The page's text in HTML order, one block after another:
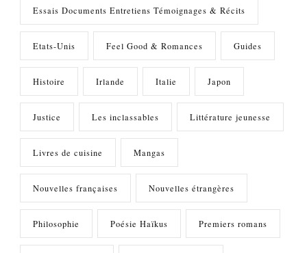
Essais Documents Entretiens Témoignages & Récits
Etats-Unis Feel Good & Romances Guides
Histoire Irlande Italie Japon
Justice Les inclassables Littérature jeunesse
Livres de cuisine Mangas
Nouvelles françaises Nouvelles étrangères
Philosophie Poésie Haïkus Premiers romans